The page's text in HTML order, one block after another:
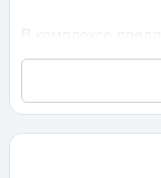
В комплексе
решений: в
европланировки.
высота потолков